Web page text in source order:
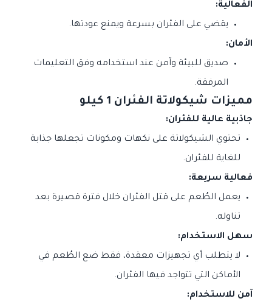
الفعالية:
يقضي على الفئران بسرعة ويمنع عودتها.
الأمان:
صديق للبيئة وآمن عند استخدامه وفق التعليمات
المرفقة.
مميزات شيكولاتة الفئران 1 كيلو
جاذبية عالية للفئران:
تحتوي الشيكولاتة على نكهات ومكونات تجعلها جذابة
للغاية للفئران.
فعالية سريعة:
يعمل الطُعم على قتل الفئران خلال فترة قصيرة بعد
تناوله.
سهل الاستخدام:
لا يتطلب أي تجهيزات معقدة، فقط ضع الطُعم في
الأماكن التي تتواجد فيها الفئران.
آمن للاستخدام: